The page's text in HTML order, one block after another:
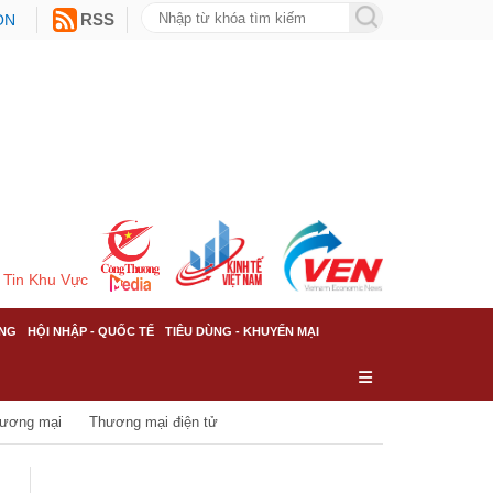
RSS
Tin Khu Vực
HỘI NHẬP - QUỐC TẾ TIÊU DÙNG - KHUYẾN MẠI
mại Thương mại điện tử